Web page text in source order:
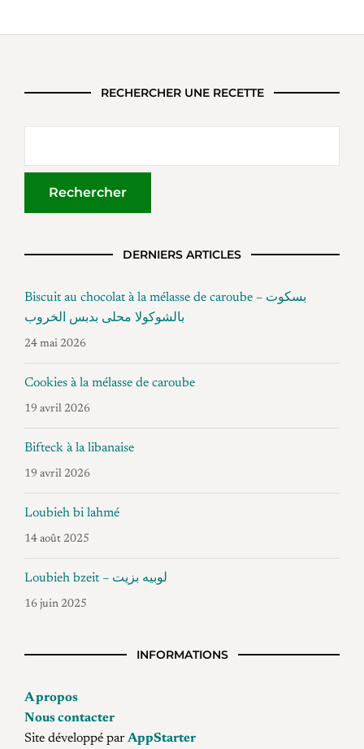
RECHERCHER UNE RECETTE
DERNIERS ARTICLES
Biscuit au chocolat à la mélasse de caroube – بسكوت
بالشوكولا محلى بدبس الخروب
24 mai 2026
Cookies à la mélasse de caroube
19 avril 2026
Bifteck à la libanaise
19 avril 2026
Loubieh bi lahmé
14 août 2025
Loubieh bzeit – لوبيه بزيت
16 juin 2025
INFORMATIONS
A propos
Nous contacter
Site développé par AppStarter